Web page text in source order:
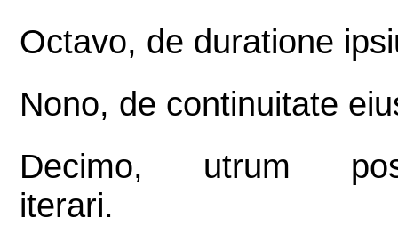
Octavo, de duratione
Nono, de continuitate
Decimo, utrum
iterari.